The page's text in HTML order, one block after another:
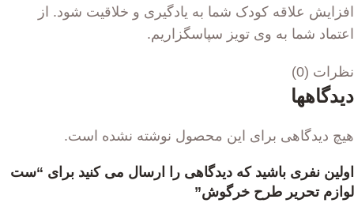
افزایش علاقه کودک شما به یادگیری و خلاقیت شود. از
اعتماد شما به وی تویز سپاسگزاریم.
نظرات (0)
دیدگاهها
هیچ دیدگاهی برای این محصول نوشته نشده است.
اولین نفری باشید که دیدگاهی را ارسال می کنید برای “ست
لوازم تحریر طرح خرگوش”